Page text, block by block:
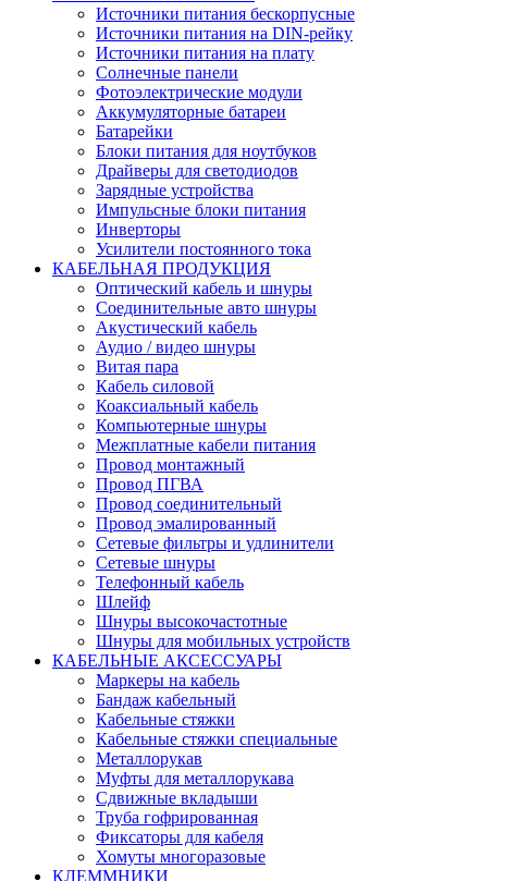
Источники питания бескорпусные
Источники питания на DIN-рейку
Источники питания на плату
Солнечные панели
Фотоэлектрические модули
Аккумуляторные батареи
Батарейки
Блоки питания для ноутбуков
Драйверы для светодиодов
Зарядные устройства
Импульсные блоки питания
Инверторы
Усилители постоянного тока
КАБЕЛЬНАЯ ПРОДУКЦИЯ
Оптический кабель и шнуры
Соединительные авто шнуры
Акустический кабель
Аудио / видео шнуры
Витая пара
Кабель силовой
Коаксиальный кабель
Компьютерные шнуры
Межплатные кабели питания
Провод монтажный
Провод ПГВА
Провод соединительный
Провод эмалированный
Сетевые фильтры и удлинители
Сетевые шнуры
Телефонный кабель
Шлейф
Шнуры высокочастотные
Шнуры для мобильных устройств
КАБЕЛЬНЫЕ АКСЕССУАРЫ
Маркеры на кабель
Бандаж кабельный
Кабельные стяжки
Кабельные стяжки специальные
Металлорукав
Муфты для металлорукава
Сдвижные вкладыши
Труба гофрированная
Фиксаторы для кабеля
Хомуты многоразовые
КЛЕММНИКИ